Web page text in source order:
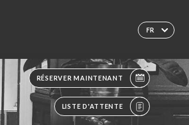
FR
RÉSERVER MAINTENANT
LISTE D'ATTENTE